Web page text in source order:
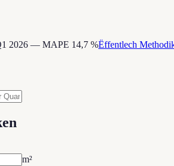
2026 — MAPE 14,7 %Ëffentlech
m²